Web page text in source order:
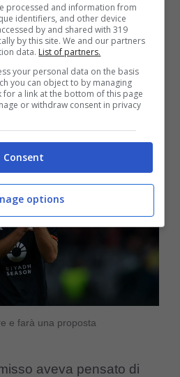
1,5 milioni di euro con
fissato a 11 che in base
anche essere
e farà una proposta
aveva pensato di
processed and information from
identifiers, and other device
by and shared with 319
by this site. We and our partners
data. List of partners.
your personal data on the basis
you can object to by managing
a link at the bottom of this page
or withdraw consent in privacy
Consent
options